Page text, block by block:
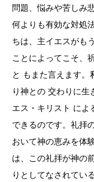
問題、悩みや苦しみ
何よりも有効な対処
ちは、主イエスがも
ことによってこそ、
と もまた言えます。
り神との 交わりに生
エス・キリスト によ
できるのです。礼拝
おいて神の恵みを体
は、この礼拝が神の
りとしてなされてい